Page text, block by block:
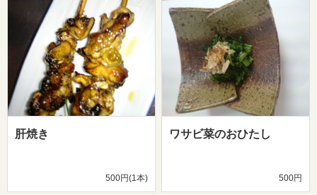
肝焼き
500円(1本)
ワサビ菜のおひたし
500円